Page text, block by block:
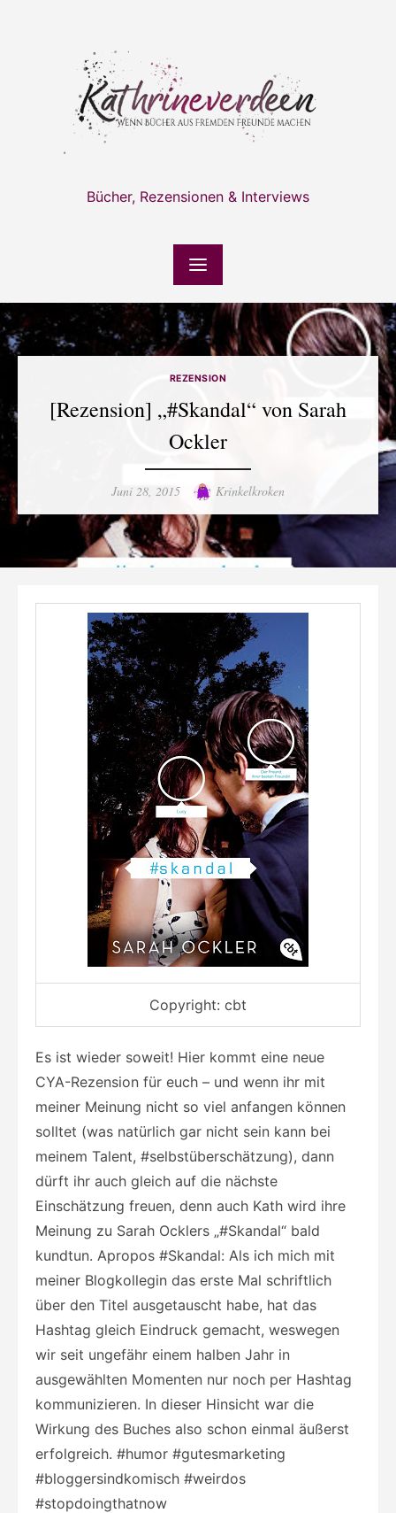
Bücher, Rezensionen & Interviews
REZENSION
[Rezension] „#Skandal“ von Sarah
Ockler
Posted
Juni 28, 2015 Author
Krinkelkroken
Copyright: cbt
Es ist wieder soweit! Hier kommt eine neue
CYA-Rezension für euch – und wenn ihr mit
meiner Meinung nicht so viel anfangen können
solltet (was natürlich gar nicht sein kann bei
meinem Talent, #selbstüberschätzung), dann
dürft ihr auch gleich auf die nächste
Einschätzung freuen, denn auch Kath wird ihre
Meinung zu Sarah Ocklers „#Skandal“ bald
kundtun. Apropos #Skandal: Als ich mich mit
meiner Blogkollegin das erste Mal schriftlich
über den Titel ausgetauscht habe, hat das
Hashtag gleich Eindruck gemacht, weswegen
wir seit ungefähr einem halben Jahr in
ausgewählten Momenten nur noch per Hashtag
kommunizieren. In dieser Hinsicht war die
Wirkung des Buches also schon einmal äußerst
erfolgreich. #humor #gutesmarketing
#bloggersindkomisch #weirdos
#stopdoingthatnow